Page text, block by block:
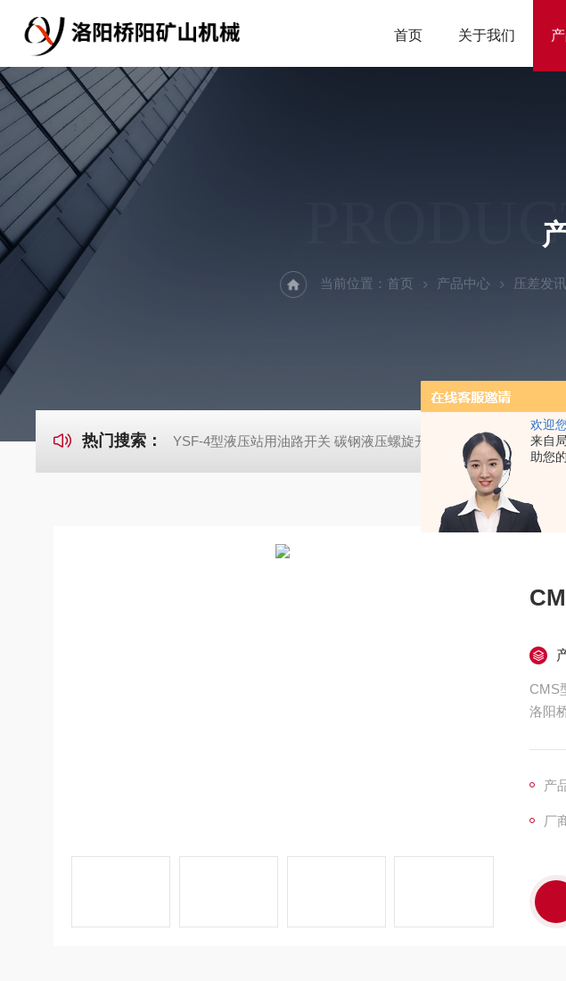
欢迎
来自
助您
首页 关于我们
当前位置： 首页 产品中心 压差发
热门搜索： YSF-4型液压站用油路开关 碳钢液压螺旋开关 猴车配件橡胶轮
CMS
洛阳
产
厂